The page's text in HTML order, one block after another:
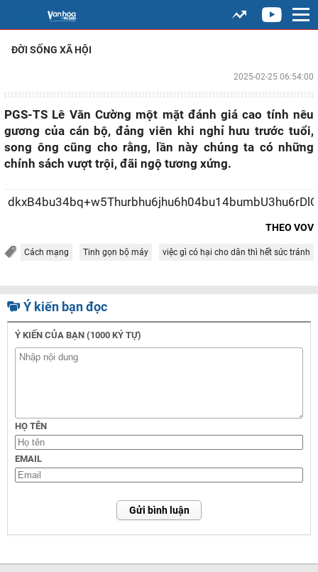
ĐỜI SỐNG XÃ HỘI
2025-02-25 06:54:00
PGS-TS Lê Văn Cường một mặt đánh giá cao tính nêu
gương của cán bộ, đảng viên khi nghỉ hưu trước tuổi,
song ông cũng cho rằng, lần này chúng ta có những
chính sách vượt trội, đãi ngộ tương xứng.
THEO VOV
Cách mạng Tinh gọn bộ máy việc gì có hại cho dân thì hết sức tránh
Ý kiến bạn đọc
Ý KIẾN CỦA BẠN (1000 KÝ TỰ)
HỌ TÊN
EMAIL
Gửi bình luận